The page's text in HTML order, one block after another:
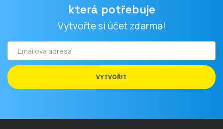
která potřebuje
Vytvořte si účet zdarma!
Emailová
adresa
VYTVOŘIT